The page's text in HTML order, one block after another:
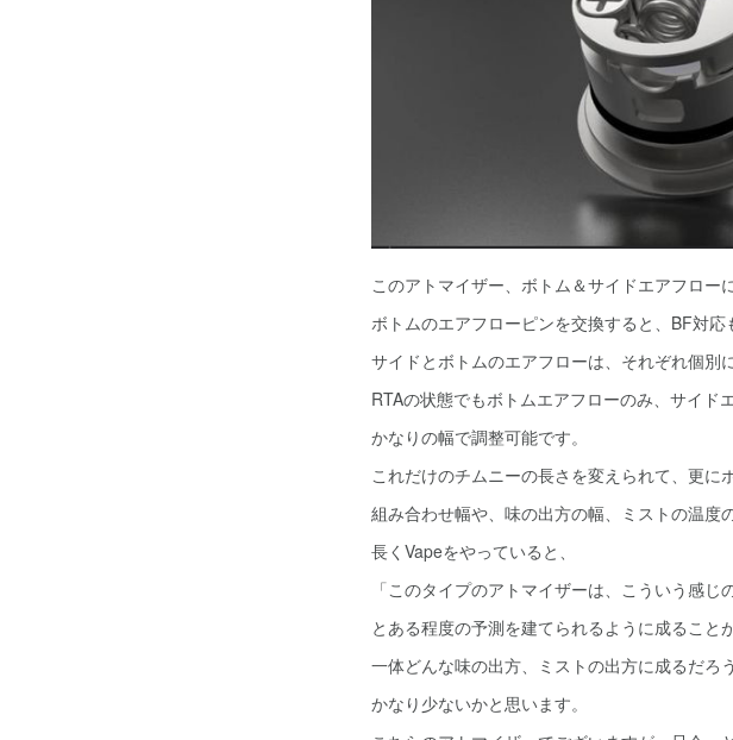
このアトマイザー、ボトム＆サイドエアフロー
ボトムのエアフローピンを交換すると、BF対応
サイドとボトムのエアフローは、それぞれ個別
RTAの状態でもボトムエアフローのみ、サイド
かなりの幅で調整可能です。
これだけのチムニーの長さを変えられて、更
組み合わせ幅や、味の出方の幅、ミストの温度
長くVapeをやっていると、
「このタイプのアトマイザーは、こういう感じ
とある程度の予測を建てられるように成ること
一体どんな味の出方、ミストの出方に成るだろ
かなり少ないかと思います。